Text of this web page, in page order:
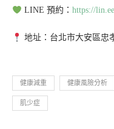
LINE 預約： https://
地址：台北市大安區忠
健康減重 健康風險分析
肌少症